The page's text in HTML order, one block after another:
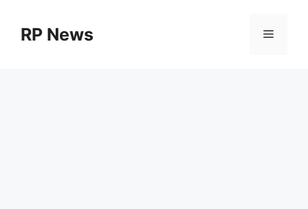
contentRP News Menu